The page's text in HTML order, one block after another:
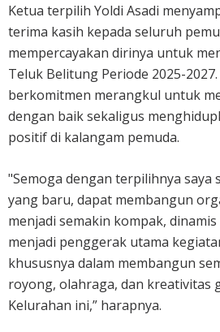
Ketua terpilih Yoldi Asadi
terima kasih kepada seluruh
mempercayakan dirinya untuk
Teluk Belitung Periode 2025-
berkomitmen merangkul untuk
dengan baik sekaligus
positif di kalangam pemuda.
"Semoga dengan terpilihnya saya
yang baru, dapat membangun
menjadi semakin kompak,
menjadi penggerak utama
khususnya dalam membangun
royong, olahraga, dan kreativitas
Kelurahan ini,” harapnya.